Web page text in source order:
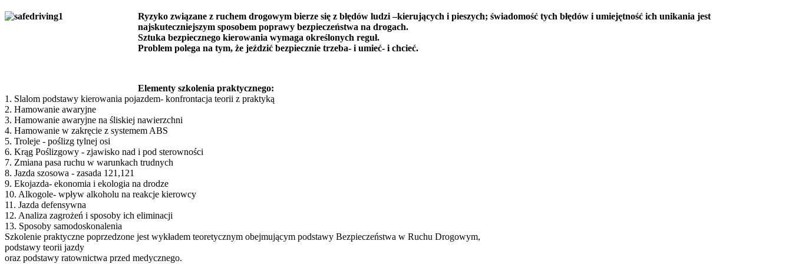
Ryzyko związane z ruchem drogowym bierze się z błędów ludzi –kierujących i pieszych; świadomość tych błędów i umiejętność ich unikania jest
najskuteczniejszym sposobem poprawy bezpieczeństwa na drogach.
Sztuka bezpiecznego kierowania wymaga określonych reguł.
Problem polega na tym, że jeździć bezpiecznie trzeba- i umieć- i chcieć.
Elementy szkolenia praktycznego:
1. Slalom podstawy kierowania pojazdem- konfrontacja teorii z praktyką
2. Hamowanie awaryjne
3. Hamowanie awaryjne na śliskiej nawierzchni
4. Hamowanie w zakręcie z systemem ABS
5. Troleje - poślizg tylnej osi
6. Krąg Poślizgowy - zjawisko nad i pod sterowności
7. Zmiana pasa ruchu w warunkach trudnych
8. Jazda szosowa - zasada 121,121
9. Ekojazda- ekonomia i ekologia na drodze
10. Alkogole- wpływ alkoholu na reakcje kierowcy
11. Jazda defensywna
12. Analiza zagrożeń i sposoby ich eliminacji
13. Sposoby samodoskonalenia
Szkolenie praktyczne poprzedzone jest wykładem teoretycznym obejmującym podstawy Bezpieczeństwa w Ruchu Drogowym,
podstawy teorii jazdy
oraz podstawy ratownictwa przed medycznego.